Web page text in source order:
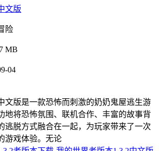
文版
险
MB
04
文版是一款恐怖而刺激的奶奶鬼屋逃生游
地将恐怖氛围、联机合作、丰富的故事背
逃脱方式融合在一起，为玩家带来了一次
游戏体验。无论